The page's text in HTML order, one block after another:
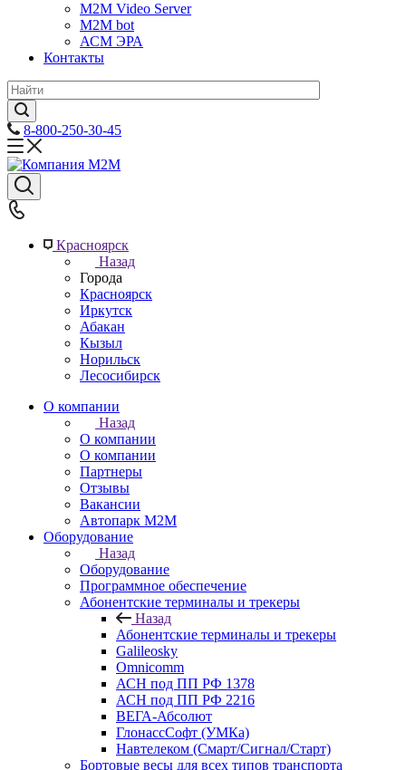
M2M Video Server
М2М bot
АСМ ЭРА
Контакты
8-800-250-30-45
Красноярск
Назад
Города
Красноярск
Иркутск
Абакан
Кызыл
Норильск
Лесосибирск
О компании
Назад
О компании
О компании
Партнеры
Отзывы
Вакансии
Автопарк М2М
Оборудование
Назад
Оборудование
Программное обеспечение
Абонентские терминалы и трекеры
Назад
Абонентские терминалы и трекеры
Galileosky
Omnicomm
АСН под ПП РФ 1378
АСН под ПП РФ 2216
ВЕГА-Абсолют
ГлонассСофт (УМКа)
Навтелеком (Смарт/Сигнал/Старт)
Бортовые весы для всех типов транспорта